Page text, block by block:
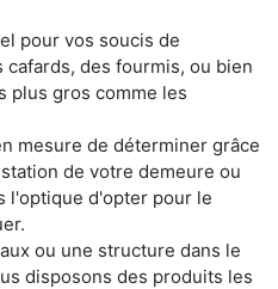
pour vos soucis de
des fourmis, ou bien
plus gros comme les
mesure de déterminer grâce
de votre demeure ou
l'optique d'opter pour le
ou une structure dans le
disposons des produits les